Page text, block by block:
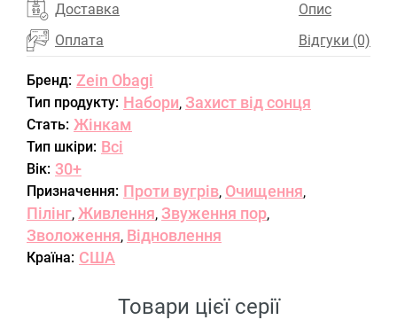
Доставка
Оплата
Опис
Відгуки (0)
Бренд: Zein Obagi
Тип продукту: Набори, Захист від сонця
Стать: Жінкам
Тип шкіри: Всі
Вік: 30+
Призначення: Проти вугрів, Очищення,
Пілінг, Живлення, Звуження пор,
Зволоження, Відновлення
Країна: США
Товари цієї серії